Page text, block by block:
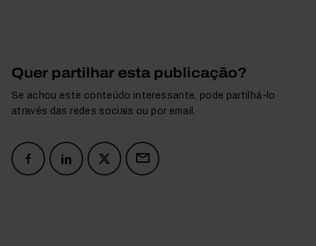
Quer partilhar esta publicação?
Se achou este conteúdo interessante, pode partilhá-lo
através das redes sociais ou por email.